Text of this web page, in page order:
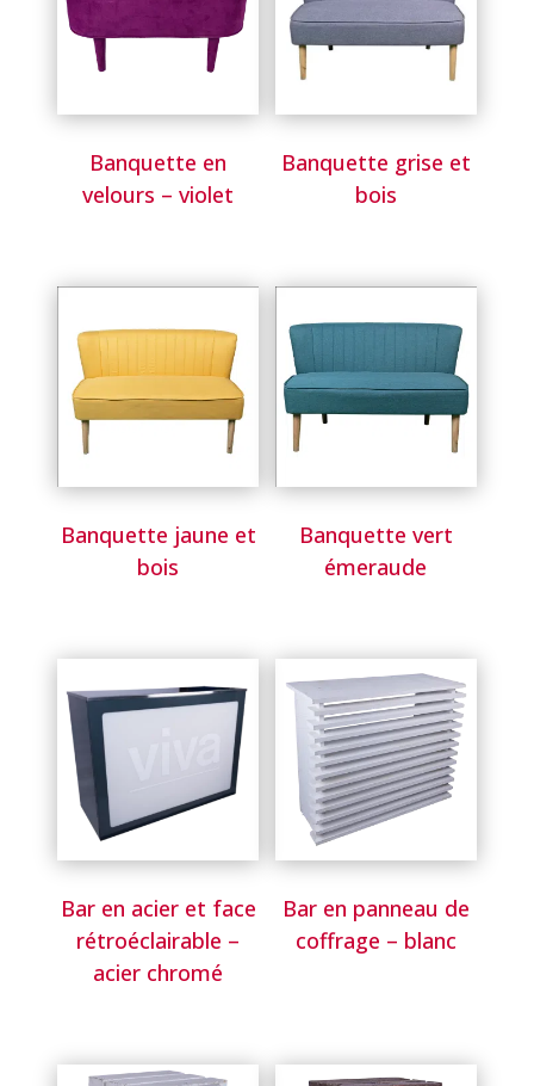
Banquette en
velours – violet
Banquette grise et
bois
Banquette jaune et
bois
Banquette vert
émeraude
Bar en acier et face
rétroéclairable –
acier chromé
Bar en panneau de
coffrage – blanc